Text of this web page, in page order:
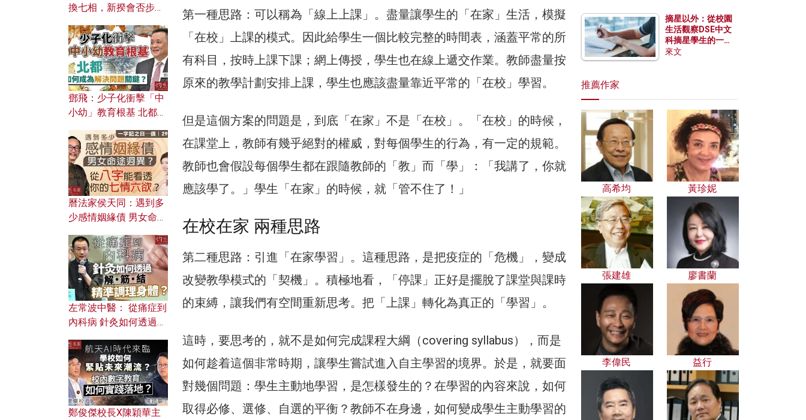
第一種思路：可以稱為「線上上課」。盡量讓學生的「在家」生活，模擬
「在校」上課的模式。因此給學生一個比較完整的時間表，涵蓋平常的所
有科目，按時上課下課；網上傳授，學生也在線上遞交作業。教師盡量按
原來的教學計劃安排上課，學生也應該盡量靠近平常的「在校」學習。
但是這個方案的問題是，到底「在家」不是「在校」。「在校」的時候，
在課堂上，教師有幾乎絕對的權威，對每個學生的行為，有一定的規範。
教師也會假設每個學生都在跟隨教師的「教」而「學」：「我講了，你就
應該學了。」學生「在家」的時候，就「管不住了！」
在校在家 兩種思路
第二種思路：引進「在家學習」。這種思路，是把疫症的「危機」，變成
改變教學模式的「契機」。積極地看，「停課」正好是擺脫了課堂與課時
的束縛，讓我們有空間重新思考。把「上課」轉化為真正的「學習」。
這時，要思考的，就不是如何完成課程大綱（covering syllabus），而是
如何趁着這個非常時期，讓學生嘗試進入自主學習的境界。於是，就要面
對幾個問題：學生主動地學習，是怎樣發生的？在學習的內容來說，如何
取得必修、選修、自選的平衡？教師不在身邊，如何變成學生主動學習的
換七相，新揆會否步前
濟為何仍然低迷？
鄧飛：少子化衝擊「中
小幼」教育根基 北都如
曆法家侯天同：遇到多
少感情姻緣債 男女命途
的七情六欲？
左常波中醫： 從痛症到
內科病 針灸如何透過解
鄭俊傑校長X陳穎華主
摘星以外：從校園
生活觀察DSE中文
科摘星學生的一點
特質
來文
推薦作家
高希均 黃珍妮
張建雄 廖書蘭
李偉民 益行